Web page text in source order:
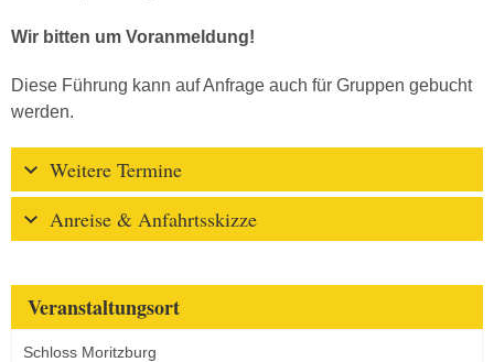
Wir bitten um Voranmeldung!
Diese Führung kann auf Anfrage auch für Gruppen gebucht
werden.
Weitere Termine
Anreise & Anfahrtsskizze
Veranstaltungsort
Schloss Moritzburg